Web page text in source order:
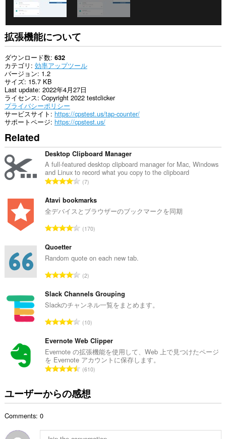
拡張機能について
ダウンロード数 632
カテゴリ 効率アップツール
バージョン 1.2
サイズ 15.7 KB
Last update 2022年4月27日
ライセンス Copyright 2022 testclicker
プライバシーポリシー
サービスサイト https://cpstest.us/tap-counter/
サポートページ https://cpstest.us/
Related
Desktop Clipboard Manager
A full-featured desktop clipboard manager for Mac, Windows
and Linux to record what you copy to the clipboard
評
の
総
：
7
Atavi bookmarks
全デバイスとブラウザーのブックマークを同期
評
総
：
170
Quoetter
Random quote on each new tab.
評
の
総
：
2
Slack Channels Grouping
Slackのチャンネル一覧をまとめます。
評
の
総
数
：
10
Evernote Web Clipper
Evernote の拡張機能を使用して、Web 上で見つけたページ
を Evernote アカウントに保存します。
評
の
総
610
ユーザーからの感想
Comments: 0